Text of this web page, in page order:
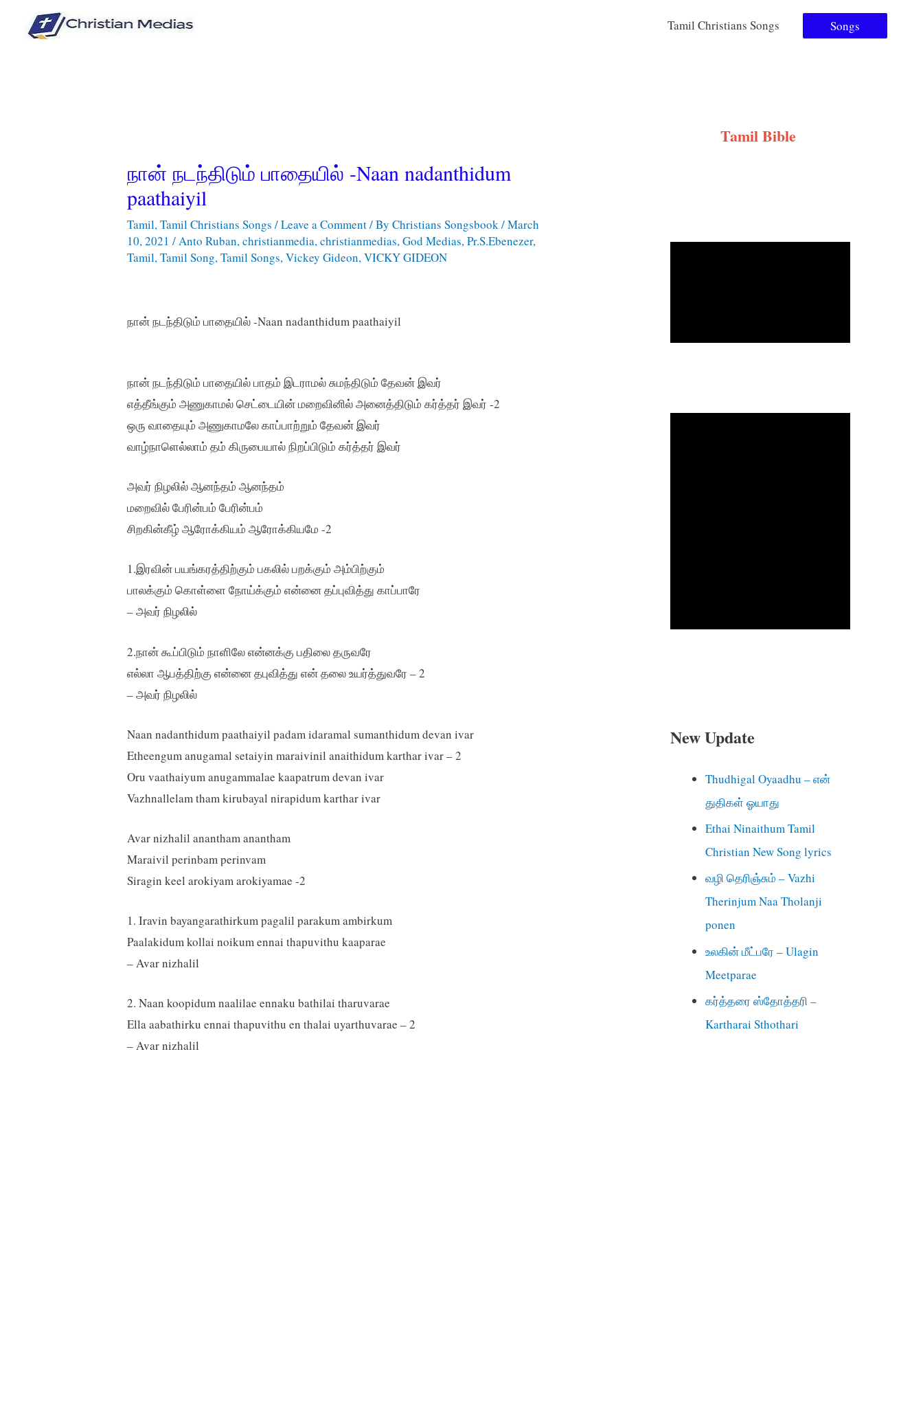
Tamil Christians Songs Songs
நான் நடந்திடும் பாதையில் -Naan nadanthidum
paathaiyil
Tamil,Tamil Christians Songs /Leave a Comment/ ByChristians Songsbook/March
10, 2021/Anto Ruban,christianmedia,christianmedias,God Medias,Pr.S.Ebenezer,
Tamil,Tamil Song,Tamil Songs,Vickey Gideon,VICKY GIDEON
நான் நடந்திடும் பாதையில் -Naan nadanthidum paathaiyil
நான் நடந்திடும் பாதையில் பாதம் இடராமல் சுமந்திடும் தேவன் இவர்
எத்தீங்கும் அணுகாமல் செட்டையின் மறைவினில் அனைத்திடும் கர்த்தர் இவர் -2
ஒரு வாதையும் அணுகாமலே காப்பாற்றும் தேவன் இவர்
வாழ்நாளெல்லாம் தம் கிருபையால் நிறப்பிடும் கர்த்தர் இவர்
அவர் நிழலில் ஆனந்தம் ஆனந்தம்
மறைவில் பேரின்பம் பேரின்பம்
சிறகின்கீழ் ஆரோக்கியம் ஆரோக்கியமே -2
1.இரவின் பயங்கரத்திற்கும் பகலில் பறக்கும் அம்பிற்கும்
பாலக்கும் கொள்ளை நோய்க்கும் என்னை தப்புவித்து காப்பாரே
– அவர் நிழலில்
2.நான் கூப்பிடும் நாளிலே என்னக்கு பதிலை தருவரே
எல்லா ஆபத்திற்கு என்னை தபுவித்து என் தலை உயர்த்துவரே – 2
– அவர் நிழலில்
Naan nadanthidum paathaiyil padam idaramal sumanthidum devan ivar
Etheengum anugamal setaiyin maraivinil anaithidum karthar ivar – 2
Oru vaathaiyum anugammalae kaapatrum devan ivar
Vazhnallelam tham kirubayal nirapidum karthar ivar
Avar nizhalil anantham anantham
Maraivil perinbam perinvam
Siragin keel arokiyam arokiyamae -2
1. Iravin bayangarathirkum pagalil parakum ambirkum
Paalakidum kollai noikum ennai thapuvithu kaaparae
– Avar nizhalil
2. Naan koopidum naalilae ennaku bathilai tharuvarae
Ella aabathirku ennai thapuvithu en thalai uyarthuvarae – 2
– Avar nizhalil
Tamil Bible
New Update
Thudhigal Oyaadhu – என்
துதிகள் ஓயாது
Ethai Ninaithum Tamil
Christian New Song lyrics
வழி தெரிஞ்சும் – Vazhi
Therinjum Naa Tholanji
ponen
உலகின் மீட்பரே – Ulagin
Meetparae
கர்த்தரை ஸ்தோத்தரி –
Kartharai Sthothari